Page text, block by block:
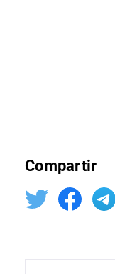
Compartir